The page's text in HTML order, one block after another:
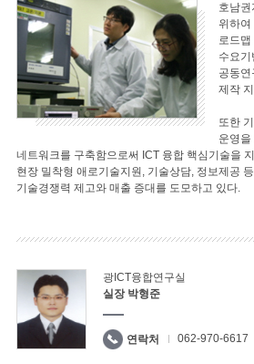
호남권
위하여
로드맵
수요기
공동
제작
또한
운영을
네트워크를 구축함으로써 ICT 융합 핵심기술을
현장 밀착형 애로기술지원, 기술상담, 정보제공
기술경쟁력 제고와 매출 증대를 도모하고 있다.
광ICT융합연구실
실장 박형준
연락처 062-970-6617